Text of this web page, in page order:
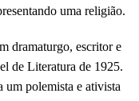
uma religião.
dramaturgo, escritor e
de Literatura de 1925.
um polemista e ativista